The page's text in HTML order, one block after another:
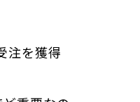
注を獲得